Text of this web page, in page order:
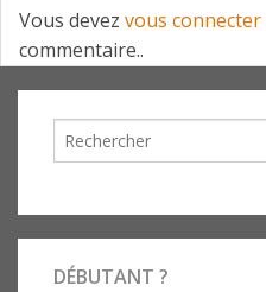
Vous devez vous connecter
commentaire..
DÉBUTANT ?